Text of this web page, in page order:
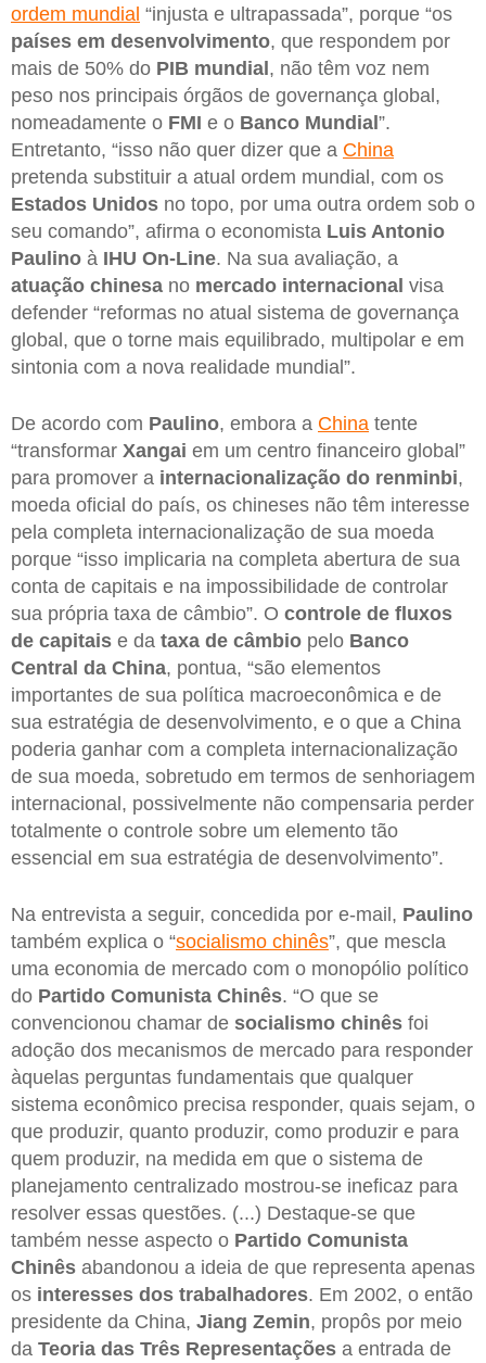
ordem mundial “injusta e ultrapassada”, porque “os
países em desenvolvimento, que respondem por
mais de 50% do PIB mundial , não têm voz nem
peso nos principais órgãos de governança global,
nomeadamente o FMI e o Banco Mundial ”.
Entretanto, “isso não quer dizer que a China
pretenda substituir a atual ordem mundial, com os
Estados Unidos no topo, por uma outra ordem sob o
seu comando”, afirma o economista Luis Antonio
Paulino à IHU On-Line. Na sua avaliação, a
atuação chinesa no mercado internacional visa
defender “reformas no atual sistema de governança
global, que o torne mais equilibrado, multipolar e em
sintonia com a nova realidade mundial”.
De acordo com Paulino, embora a China tente
“transformar Xangai em um centro financeiro global”
para promover a internacionalização do renminbi,
moeda oficial do país, os chineses não têm interesse
pela completa internacionalização de sua moeda
porque “isso implicaria na completa abertura de sua
conta de capitais e na impossibilidade de controlar
sua própria taxa de câmbio”. O controle de fluxos
de capitais e da taxa de câmbio pelo Banco
Central da China, pontua, “são elementos
importantes de sua política macroeconômica e de
sua estratégia de desenvolvimento, e o que a China
poderia ganhar com a completa internacionalização
de sua moeda, sobretudo em termos de senhoriagem
internacional, possivelmente não compensaria perder
totalmente o controle sobre um elemento tão
essencial em sua estratégia de desenvolvimento”.
Na entrevista a seguir, concedida por e-mail, Paulino
também explica o “socialismo chinês”, que mescla
uma economia de mercado com o monopólio político
do Partido Comunista Chinês. “O que se
convencionou chamar de socialismo chinês foi
adoção dos mecanismos de mercado para responder
àquelas perguntas fundamentais que qualquer
sistema econômico precisa responder, quais sejam, o
que produzir, quanto produzir, como produzir e para
quem produzir, na medida em que o sistema de
planejamento centralizado mostrou-se ineficaz para
resolver essas questões. (...) Destaque-se que
também nesse aspecto o Partido Comunista
Chinês abandonou a ideia de que representa apenas
os interesses dos trabalhadores. Em 2002, o então
presidente da China, Jiang Zemin, propôs por meio
da Teoria das Três Representações a entrada de